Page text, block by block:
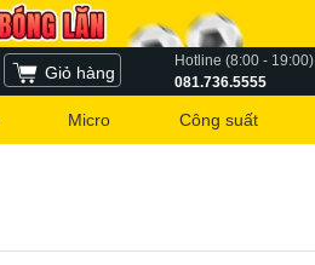
Giỏ hàng
Hotline (8:00 - 19:00)
081.736.5555
Micro Công suất